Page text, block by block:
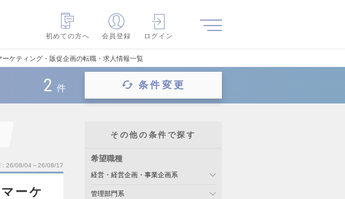
初めての方へ
会員登録 ログイン
ーケティング・販促企画の転職・求人情報一覧
2 件 条件変更
26/08/04～26/08/17
ーケ
その他の条件で探す
希望職種
経営・経営企画・事業企画系
管理部門系